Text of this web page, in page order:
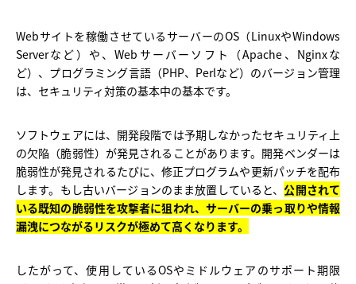
Webサイトを稼働させているサーバーのOS（LinuxやWindows
Serverなど）や、Webサーバーソフト（Apache、Nginxな
ど）、プログラミング言語（PHP、Perlなど）のバージョン管理
は、セキュリティ対策の基本中の基本です。
ソフトウェアには、開発段階では予期しなかったセキュリティ上
の欠陥（脆弱性）が発見されることがあります。開発ベンダーは
脆弱性が発見されるたびに、修正プログラムや更新パッチを配布
します。もし古いバージョンのまま放置していると、 公開されて
いる既知の脆弱性を攻撃者に狙われ、サーバーの乗っ取りや情報
漏洩につながるリスクが極めて高くなります。
したがって、使用しているOSやミドルウェアのサポート期限